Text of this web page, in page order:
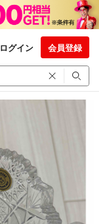
ログイン 会員登録